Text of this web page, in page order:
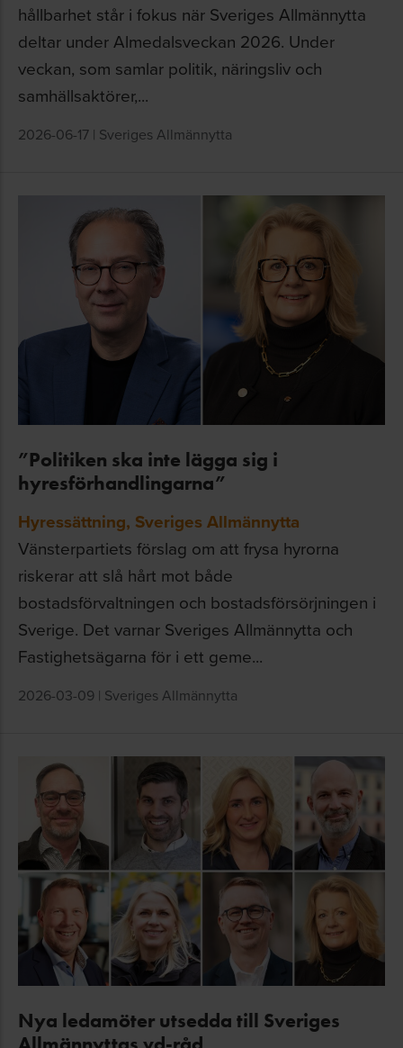
hållbarhet står i fokus när Sveriges Allmännytta
deltar under Almedalsveckan 2026. Under
veckan, som samlar politik, näringsliv och
samhällsaktörer,...
2026-06-17 | Sveriges Allmännytta
”Politiken ska inte lägga sig i
hyresförhandlingarna”
Hyressättning, Sveriges Allmännytta
Vänsterpartiets förslag om att frysa hyrorna
riskerar att slå hårt mot både
bostadsförvaltningen och bostadsförsörjningen i
Sverige. Det varnar Sveriges Allmännytta och
Fastighetsägarna för i ett geme...
2026-03-09 | Sveriges Allmännytta
Nya ledamöter utsedda till Sveriges